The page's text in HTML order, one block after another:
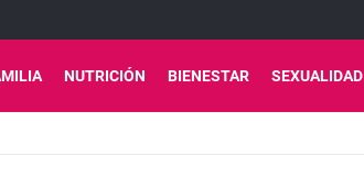
NUTRICIÓN BIENESTAR SEXUALIDAD